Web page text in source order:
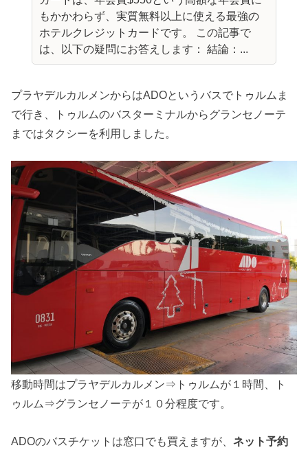
もかかわらず、実質無料以上に使える最強の
ホテルクレジットカードです。 この記事で
は、以下の疑問にお答えします： 結論：...
プラヤデルカルメンからはADOというバスでトゥルムま
で行き、トゥルムのバスターミナルからグランセノーテ
まではタクシーを利用しました。
移動時間はプラヤデルカルメン⇒トゥルムが１時間、ト
ゥルム⇒グランセノーテが１０分程度です。
ADOのバスチケットは窓口でも買えますが、ネット予約